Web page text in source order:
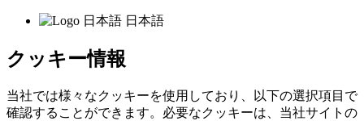
日本語
クッキー情報
当社では様々なクッキーを使用しており、以下の選択項目で
確認することができます。必要なクッキーは、当社サイトの